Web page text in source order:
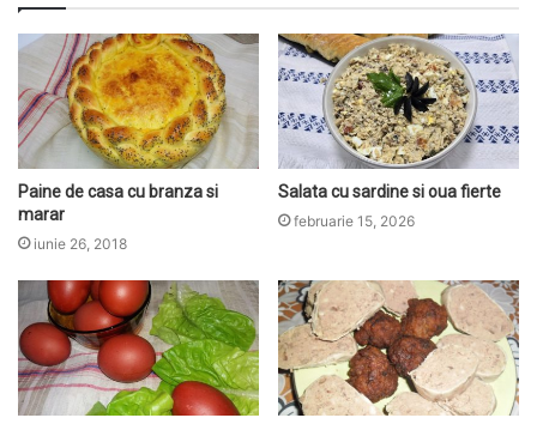
Paine de casa cu branza si
marar
iunie 26, 2018
Salata cu sardine si oua fierte
februarie 15, 2026